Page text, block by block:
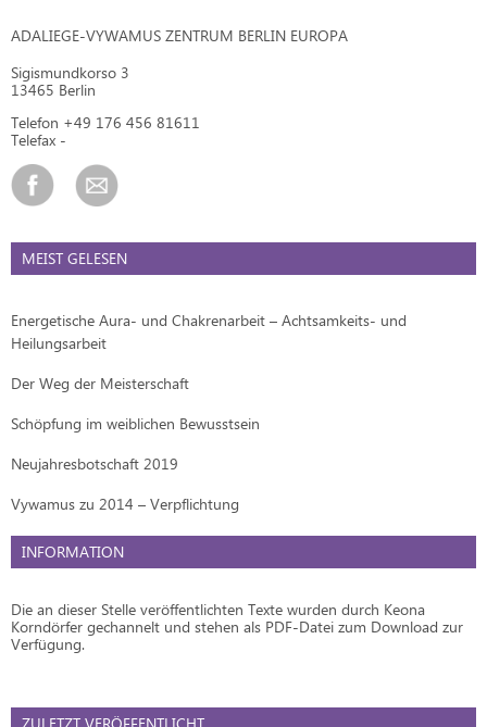
ADALIEGE-VYWAMUS ZENTRUM BERLIN EUROPA
Sigismundkorso 3
13465 Berlin
Telefon +49 176 456 81611
Telefax -
MEIST GELESEN
Energetische Aura- und Chakrenarbeit – Achtsamkeits- und
Heilungsarbeit
Der Weg der Meisterschaft
Schöpfung im weiblichen Bewusstsein
Neujahresbotschaft 2019
Vywamus zu 2014 – Verpflichtung
INFORMATION
Die an dieser Stelle veröffentlichten Texte wurden durch Keona
Korndörfer gechannelt und stehen als PDF-Datei zum Download zur
Verfügung.